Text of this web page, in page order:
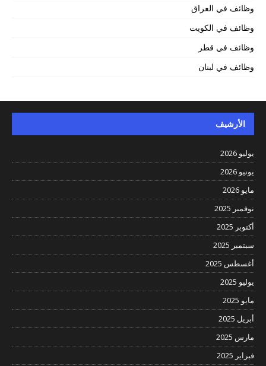
وظائف في العراق
وظائف في الكويت
وظائف في قطر
وظائف في لبنان
الأرشيف
يوليو 2026
يونيو 2026
مايو 2026
نوفمبر 2025
أكتوبر 2025
سبتمبر 2025
أغسطس 2025
يوليو 2025
مايو 2025
أبريل 2025
مارس 2025
فبراير 2025